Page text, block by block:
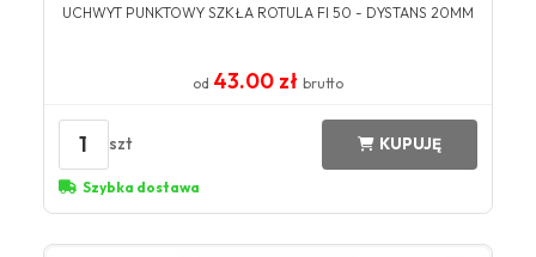
UCHWYT PUNKTOWY SZKŁA ROTULA FI 50 - DYSTANS 20MM
od 43.00 zł brutto
1 szt KUPUJĘ
Szybka dostawa